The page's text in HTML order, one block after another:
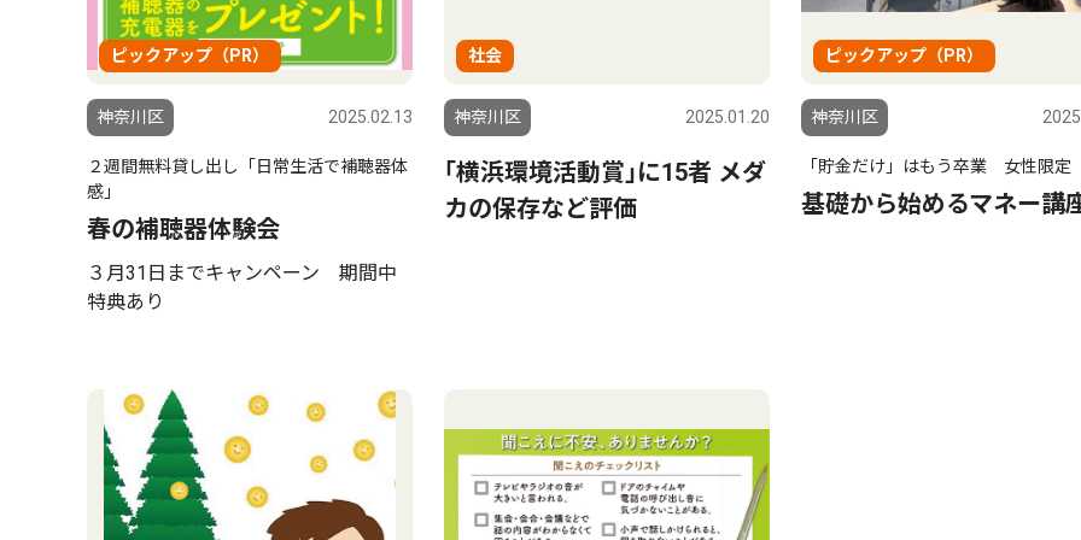
ピックアップ（PR）
神奈川区 2025.02.13
２週間無料貸し出し「日常生活で補聴器体
感」
春の補聴器体験会
３月31日までキャンペーン 期間中
特典あり
社会
神奈川区 2025.01.20
｢横浜環境活動賞｣に15者 メダ
カの保存など評価
ピックアップ（PR）
神奈川区
「貯金だけ」はもう卒業 女性限定
基礎から始めるマネー講